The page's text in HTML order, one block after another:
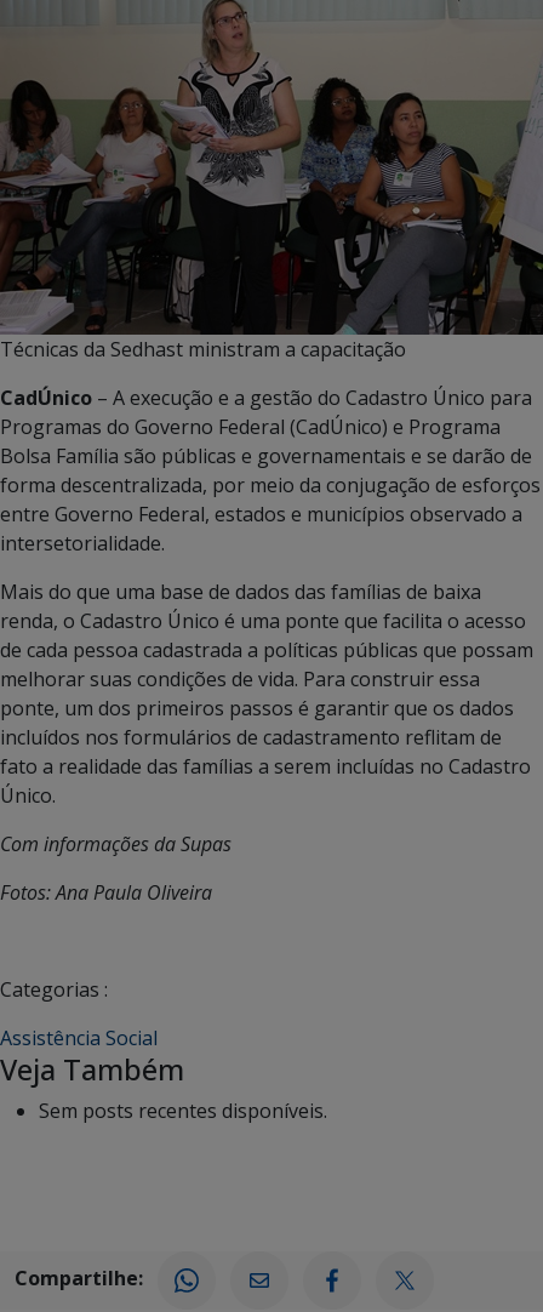
Técnicas da Sedhast ministram a capacitação
CadÚnico – A execução e a gestão do Cadastro Único para
Programas do Governo Federal (CadÚnico) e Programa
Bolsa Família são públicas e governamentais e se darão de
forma descentralizada, por meio da conjugação de esforços
entre Governo Federal, estados e municípios observado a
intersetorialidade.
Mais do que uma base de dados das famílias de baixa
renda, o Cadastro Único é uma ponte que facilita o acesso
de cada pessoa cadastrada a políticas públicas que possam
melhorar suas condições de vida. Para construir essa
ponte, um dos primeiros passos é garantir que os dados
incluídos nos formulários de cadastramento reflitam de
fato a realidade das famílias a serem incluídas no Cadastro
Único.
Com informações da Supas
Fotos: Ana Paula Oliveira
Categorias :
Assistência Social
Veja Também
Sem posts recentes disponíveis.
Compartilhe: